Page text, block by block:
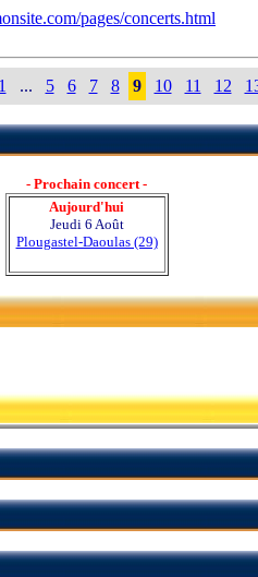
pages/concerts.html
1 ... 5 6 7 8 9 10 11 12
- Prochain concert -
Aujourd'hui
Jeudi 6 Août
Plougastel-Daoulas (29)